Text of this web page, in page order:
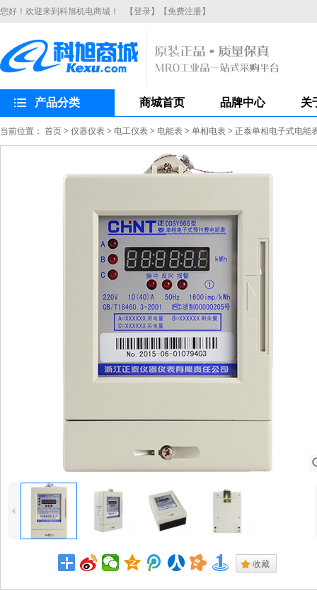
您好！欢迎来到科旭机电商城！ 【登录】 【免费注册】
产品分类 商城首页 品牌中心 关
当前位置： 首页 > 仪器仪表 > 电工仪表 > 电能表 > 单相电表 > 正泰单相电子式电能
4
. 收藏